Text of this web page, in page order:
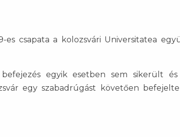
es csapata a kolozsvári Universitatea
egyik esetben sem sikerült és
egy szabadrúgást követően